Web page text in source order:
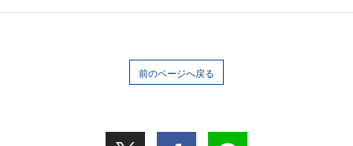
前のページへ戻る